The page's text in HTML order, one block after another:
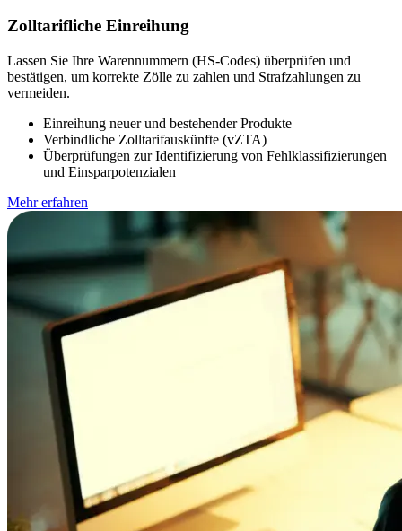
Zolltarifliche Einreihung
Lassen Sie Ihre Warennummern (HS-Codes) überprüfen und
bestätigen, um korrekte Zölle zu zahlen und Strafzahlungen zu
vermeiden.
Einreihung neuer und bestehender Produkte
Verbindliche Zolltarifauskünfte (vZTA)
Überprüfungen zur Identifizierung von Fehlklassifizierungen
und Einsparpotenzialen
Mehr erfahren